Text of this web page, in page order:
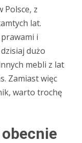
Polsce, z
lat.
i
dużo
mebli z lat
Zamiast więc
warto trochę